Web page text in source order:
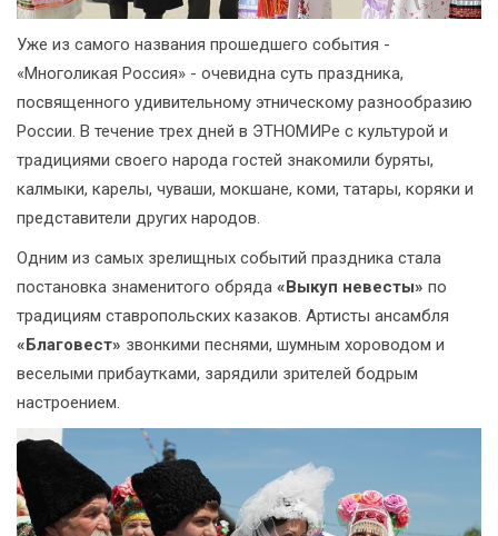
Уже из самого названия прошедшего события -
«Многоликая Россия» - очевидна суть праздника,
посвященного удивительному этническому разнообразию
России. В течение трех дней в ЭТНОМИРе с культурой и
традициями своего народа гостей знакомили буряты,
калмыки, карелы, чуваши, мокшане, коми, татары, коряки и
представители других народов.
Одним из самых зрелищных событий праздника стала
постановка знаменитого обряда «Выкуп невесты» по
традициям ставропольских казаков. Артисты ансамбля
«Благовест» звонкими песнями, шумным хороводом и
веселыми прибаутками, зарядили зрителей бодрым
настроением.